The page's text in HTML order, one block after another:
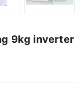
9kg inverter